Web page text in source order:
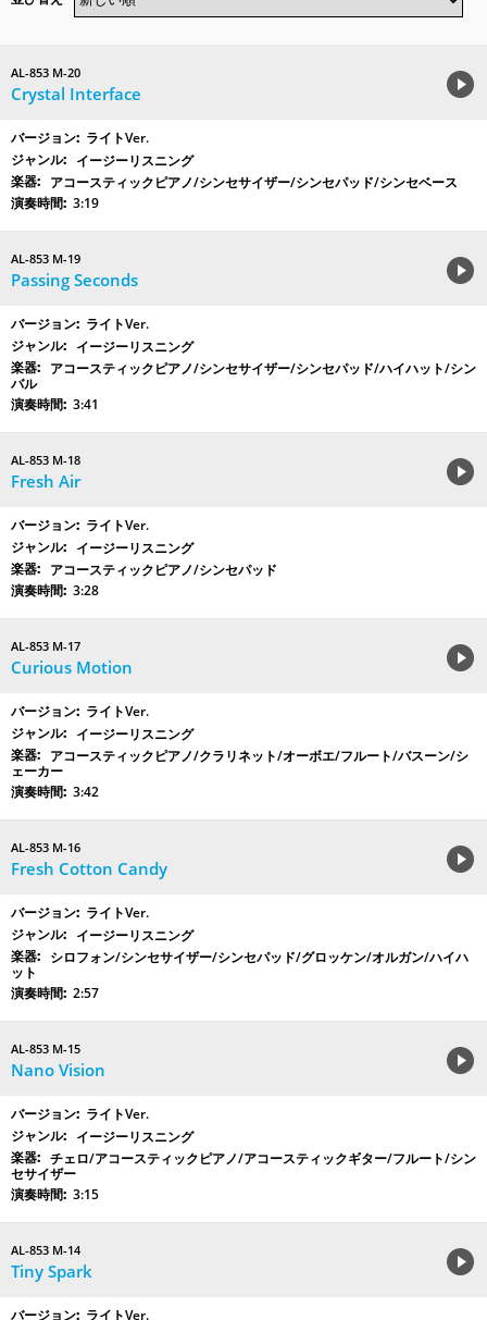
AL-853 M-20
Crystal Interface
ライトVer.
イージーリスニング
アコースティックピアノ/シンセサイザー/シンセパッド/シンセベース
3:19
AL-853 M-19
Passing Seconds
ライトVer.
イージーリスニング
アコースティックピアノ/シンセサイザー/シンセパッド/ハイハット/シン
バル
3:41
AL-853 M-18
Fresh Air
ライトVer.
イージーリスニング
アコースティックピアノ/シンセパッド
3:28
AL-853 M-17
Curious Motion
ライトVer.
イージーリスニング
アコースティックピアノ/クラリネット/オーボエ/フルート/バスーン/シ
ェーカー
3:42
AL-853 M-16
Fresh Cotton Candy
ライトVer.
イージーリスニング
シロフォン/シンセサイザー/シンセパッド/グロッケン/オルガン/ハイハ
ット
2:57
AL-853 M-15
Nano Vision
ライトVer.
イージーリスニング
チェロ/アコースティックピアノ/アコースティックギター/フルート/シン
セサイザー
3:15
AL-853 M-14
Tiny Spark
ライトVer.